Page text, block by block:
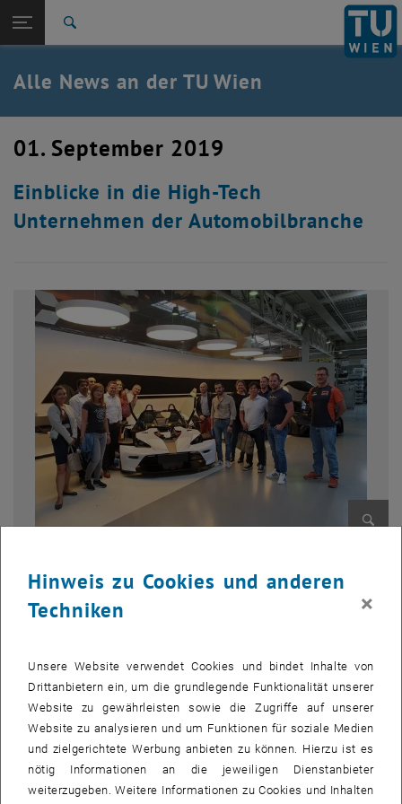
TU Login
Quicklinks
Quicklinks-Menü umschalten
Studium
Karriere
Zurück: Subseiten von TU Wien Startseite auflisten
Zurück zur letzten Ebene:
TU Wien Startseite
Übersicht
Alle News an der TU Wien
01. September 2019
Einblicke in die High-Tech
Unternehmen der Automobilbranche
Als Ergänzung zu praxisorientierten Vorlesungen ist es wichtig tiefe
theoretisches Know-how in der Industrie umgesetzt wird. Dafür
haben die TeilnehmerInnen des Professional MBA Automotive
Industry österreichische High-Tech-Unternehmen besucht und
bekamen somit einen Einblick in die Umsetzung.
Als erste Firma besuchten sie KTM(www.ktm.com/x-bow), ein
bekannter österreichischer Offroad- und Straßenmotorradhersteller.
Parallel zur Motorradproduktion hat KTM den KTM X-Bow entwickelt
Hinweis zu Cookies und anderen
Techniken
×
Unsere Website verwendet Cookies und bindet Inhalte von
Drittanbietern ein, um die grundlegende Funktionalität unserer
Website zu gewährleisten sowie die Zugriffe auf unserer
Website zu analysieren und um Funktionen für soziale Medien
und zielgerichtete Werbung anbieten zu können. Hierzu ist es
nötig Informationen an die jeweiligen Dienstanbieter
weiterzugeben. Weitere Informationen zu Cookies und Inhalten